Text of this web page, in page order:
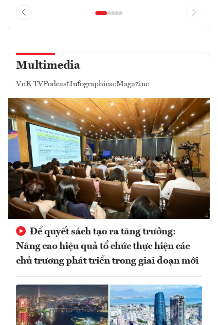
Multimedia
VnE TVPodcastInfographicseMagazine
Để quyết sách tạo ra tăng trưởng:
Nâng cao hiệu quả tổ chức thực hiện các
chủ trương phát triển trong giai đoạn mới